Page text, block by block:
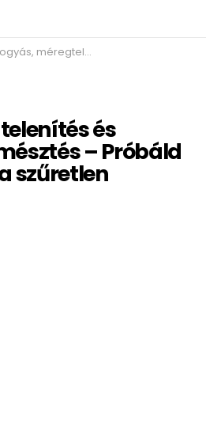
ogyás, méregtelenítés és egészséges emésztés – Próbáld ki a Mannavita szűretlen almaecetet!
és
– Próbáld
szűretlen